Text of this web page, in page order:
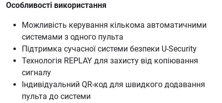
Особливості використання
Можливість керування кількома автоматичними
системами з одного пульта
Підтримка сучасної системи безпеки U-Security
Технологія REPLAY для захисту від копіювання
сигналу
Індивідуальний QR-код для швидкого додавання
пульта до системи